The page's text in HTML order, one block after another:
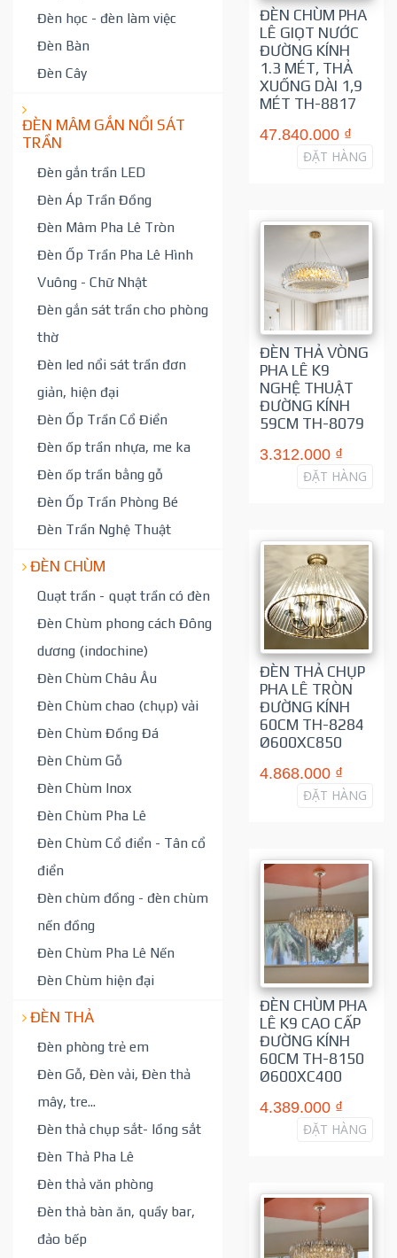
Đèn học - đèn làm việc
Đèn Bàn
Đèn Cây
ĐÈN MÂM GẮN NỔI SÁT
TRẦN
Đèn gắn trần LED
Đèn Áp Trần Đồng
Đèn Mâm Pha Lê Tròn
Đèn Ốp Trần Pha Lê Hình
Vuông - Chữ Nhật
Đèn gắn sát trần cho phòng
thờ
Đèn led nổi sát trần đơn
giản, hiện đại
Đèn Ốp Trần Cổ Điển
Đèn ốp trần nhựa, me ka
Đèn ốp trần bằng gỗ
Đèn Ốp Trần Phòng Bé
Đèn Trần Nghệ Thuật
ĐÈN CHÙM
Quạt trần - quạt trần có đèn
Đèn Chùm phong cách Đông
dương (indochine)
Đèn Chùm Châu Âu
Đèn Chùm chao (chụp) vải
Đèn Chùm Đồng Đá
Đèn Chùm Gỗ
Đèn Chùm Inox
Đèn Chùm Pha Lê
Đèn Chùm Cổ điển - Tân cổ
điển
Đèn chùm đồng - đèn chùm
nến đồng
Đèn Chùm Pha Lê Nến
Đèn Chùm hiện đại
ĐÈN THẢ
Đèn phòng trẻ em
Đèn Gỗ, Đèn vải, Đèn thả
mây, tre...
Đèn thả chụp sắt- lồng sắt
Đèn Thả Pha Lê
Đèn thả văn phòng
Đèn thả bàn ăn, quầy bar,
đảo bếp
ĐÈN CHÙM PHA
LÊ GIỌT NƯỚC
ĐƯỜNG KÍNH
1.3 MÉT, THẢ
XUỐNG DÀI 1,9
MÉT TH-8817
47.840.000 ₫
ĐẶT HÀNG
ĐÈN THẢ VÒNG
PHA LÊ K9
NGHỆ THUẬT
ĐƯỜNG KÍNH
59CM TH-8079
3.312.000 ₫
ĐẶT HÀNG
ĐÈN THẢ CHỤP
PHA LÊ TRÒN
ĐƯỜNG KÍNH
60CM TH-8284
Ø600XC850
4.868.000 ₫
ĐẶT HÀNG
ĐÈN CHÙM PHA
LÊ K9 CAO CẤP
ĐƯỜNG KÍNH
60CM TH-8150
Ø600XC400
4.389.000 ₫
ĐẶT HÀNG